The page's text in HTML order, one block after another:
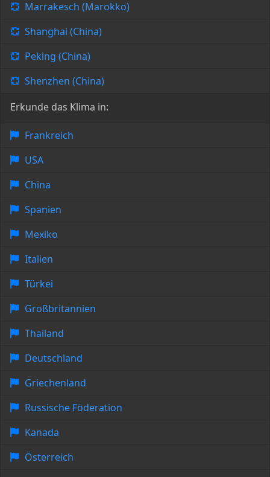
Marrakesch (Marokko)
Shanghai (China)
Peking (China)
Shenzhen (China)
Erkunde das Klima in:
Frankreich
USA
China
Spanien
Mexiko
Italien
Türkei
Großbritannien
Thailand
Deutschland
Griechenland
Russische Föderation
Kanada
Österreich